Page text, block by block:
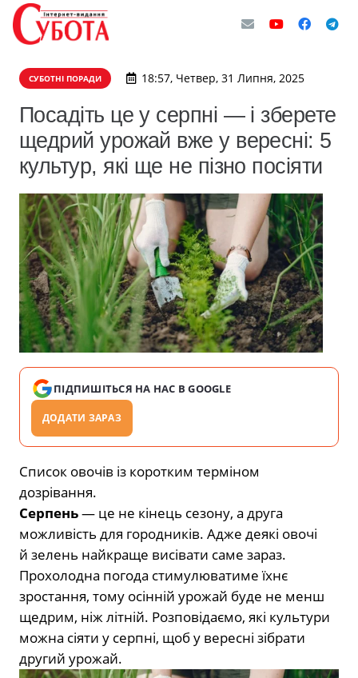
СУБОТНІ ПОРАДИ 18:57, Четвер, 31 Липня, 2025
Посадіть це у серпні — і зберете
щедрий урожай вже у вересні: 5
культур, які ще не пізно посіяти
ПІДПИШІТЬСЯ НА НАС В GOOGLE
ДОДАТИ ЗАРАЗ
Список овочів із коротким терміном
дозрівання.
Серпень— це не кінець сезону, а друга
можливість для городників. Адже деякі овочі
й зелень найкраще висівати саме зараз.
Прохолодна погода стимулюватиме їхнє
зростання, тому осінній урожай буде не менш
щедрим, ніж літній. Розповідаємо, які культури
можна сіяти у серпні, щоб у вересні зібрати
другий урожай.